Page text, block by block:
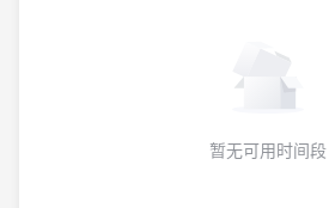
暂无可用时间段